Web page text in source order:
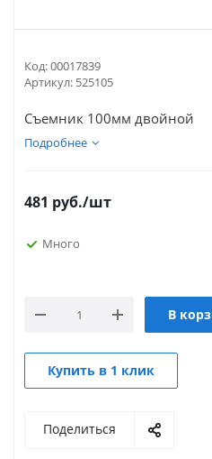
Код:00017839
Артикул: 525105
Съемник 100мм двойной
Подробнее
481 руб./шт
Много
В
Купить в 1 клик
Поделиться